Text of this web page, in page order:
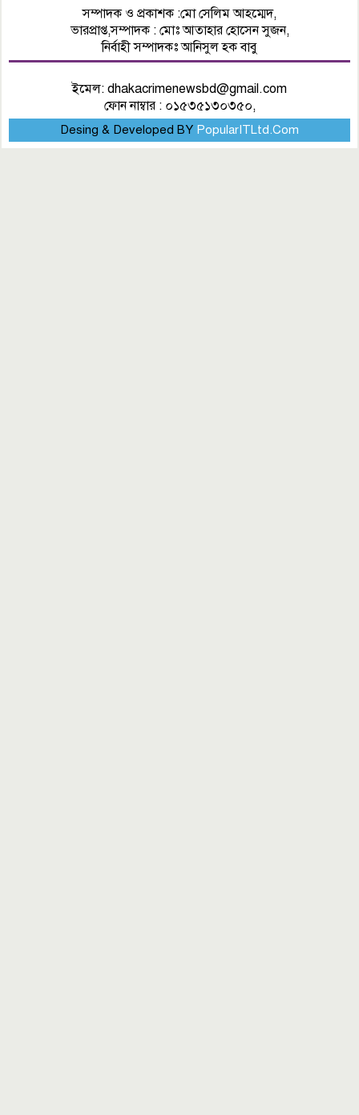
সম্পাদক ও প্রকাশক :মো সেলিম আহম্মেদ,
ভারপ্রাপ্ত,সম্পাদক : মোঃ আতাহার হোসেন সুজন,
নির্বাহী সম্পাদকঃ আনিসুল হক বাবু
ইমেল: dhakacrimenewsbd@gmail.com
ফোন নাম্বার : ০১৫৩৫১৩০৩৫০,
Desing & Developed BY PopularITLtd.Com